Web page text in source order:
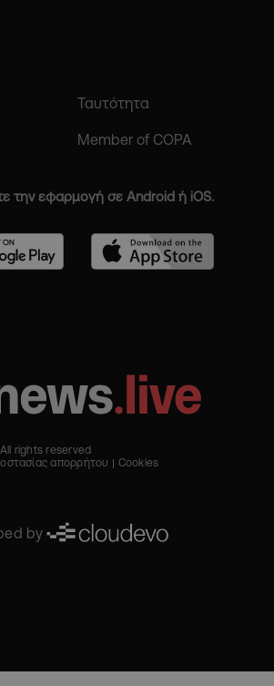
Ταυτότητα
Member of COPA
την εφαρμογή σε Android ή iOS.
rights reserved
απορρήτου Cookies
by